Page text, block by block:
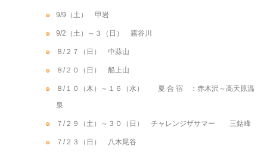
9/9（土） 甲岩
9/2（土）～３（日） 霧谷川
８/２７（日） 中蒜山
８/２０（日） 船上山
８/１０（木）～１６（水） 夏 合 宿 ：赤木沢～高天原温
泉
７/２９（土）～３０（日） チャレンジザサマー 三鈷峰
７/２３（日） 八木尾谷